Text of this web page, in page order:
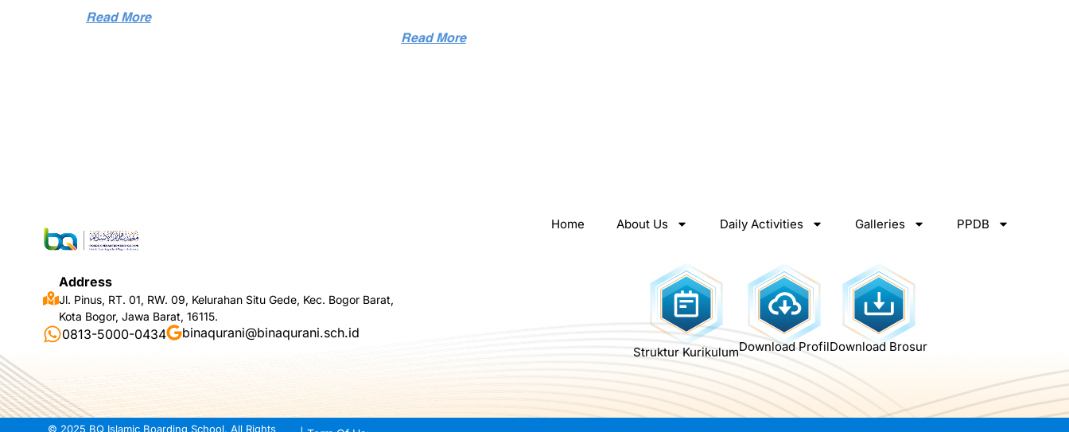
Read More
Read More
Address
Jl. Pinus, RT. 01, RW. 09, Kelurahan Situ Gede, Kec. Bogor Barat,
Kota Bogor, Jawa Barat, 16115.
0813-5000-0434 binaqurani@binaqurani.sch.id
Home About Us Daily Activities Galleries PPDB
Struktur KurikulumDownload ProfilDownload Brosur
© 2025 BQ Islamic Boarding School, All Rights